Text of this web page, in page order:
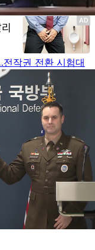
작권 전환 시험대